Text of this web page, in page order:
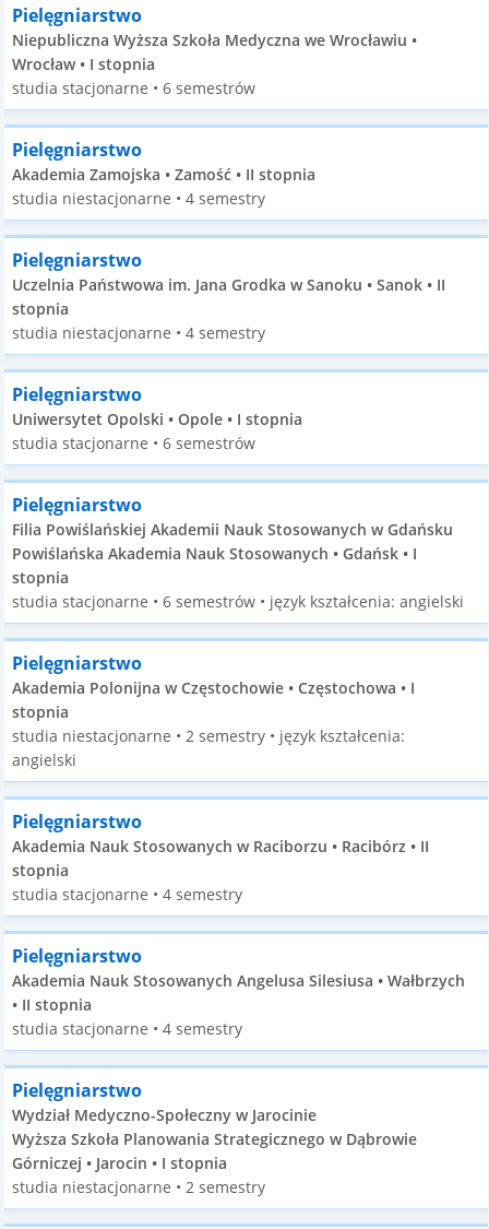
Pielęgniarstwo
Niepubliczna Wyższa Szkoła Medyczna we Wrocławiu •
Wrocław • I stopnia
studia stacjonarne • 6 semestrów
Pielęgniarstwo
Akademia Zamojska • Zamość • II stopnia
studia niestacjonarne • 4 semestry
Pielęgniarstwo
Uczelnia Państwowa im. Jana Grodka w Sanoku • Sanok • II
stopnia
studia niestacjonarne • 4 semestry
Pielęgniarstwo
Uniwersytet Opolski • Opole • I stopnia
studia stacjonarne • 6 semestrów
Pielęgniarstwo
Filia Powiślańskiej Akademii Nauk Stosowanych w Gdańsku
Powiślańska Akademia Nauk Stosowanych • Gdańsk • I
stopnia
studia stacjonarne • 6 semestrów • język kształcenia: angielski
Pielęgniarstwo
Akademia Polonijna w Częstochowie • Częstochowa • I
stopnia
studia niestacjonarne • 2 semestry • język kształcenia:
angielski
Pielęgniarstwo
Akademia Nauk Stosowanych w Raciborzu • Racibórz • II
stopnia
studia stacjonarne • 4 semestry
Pielęgniarstwo
Akademia Nauk Stosowanych Angelusa Silesiusa • Wałbrzych
• II stopnia
studia stacjonarne • 4 semestry
Pielęgniarstwo
Wydział Medyczno-Społeczny w Jarocinie
Wyższa Szkoła Planowania Strategicznego w Dąbrowie
Górniczej • Jarocin • I stopnia
studia niestacjonarne • 2 semestry